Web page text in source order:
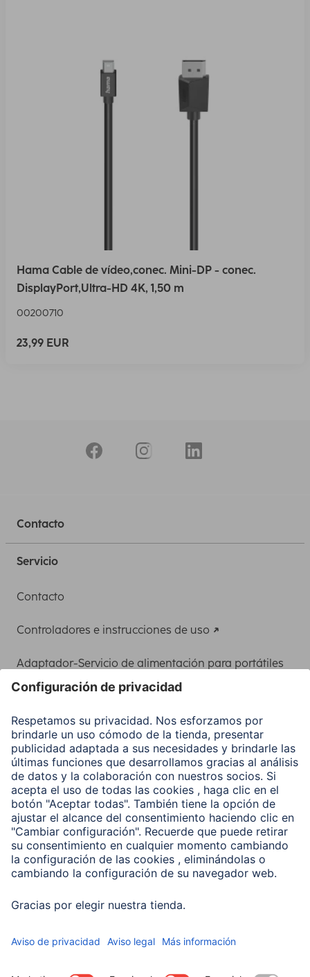
Hama Cable de vídeo,conec. Mini-DP - conec.
DisplayPort,Ultra-HD 4K, 1,50 m
00200710
23,99 EUR
Contacto
Servicio
Contacto
Controladores e instrucciones de uso
Adaptador-Servicio de alimentación para portátiles
Clientes online
Conviértete en distribuidor
Compañía
Historia de la empresa
Hama en todo el Mundo
Sostenibilidad
Business-Portal